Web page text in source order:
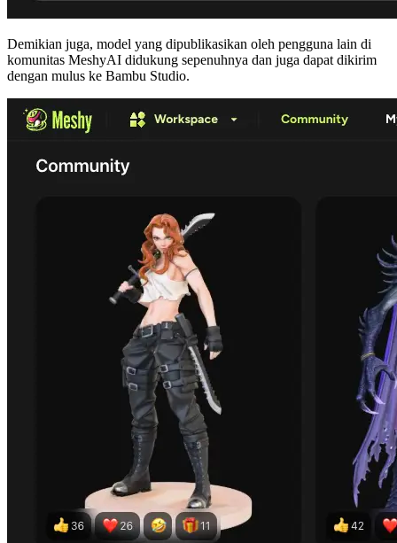
Demikian juga, model yang dipublikasikan oleh pengguna lain di
komunitas MeshyAI didukung sepenuhnya dan juga dapat dikirim
dengan mulus ke Bambu Studio.